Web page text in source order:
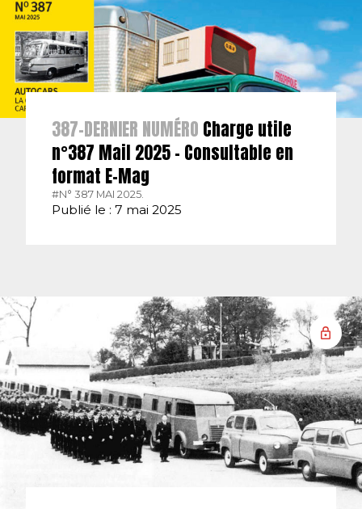
387-DERNIER NUMÉRO Charge utile
n°387 Mail 2025 – Consultable en
format E-Mag
#N° 387 MAI 2025.
Publié le : 7 mai 2025